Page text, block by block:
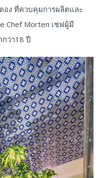
ง ที่ควบคุมการผลิตและ
Chef Morten เชฟผู้มี
ว่า18 ปี